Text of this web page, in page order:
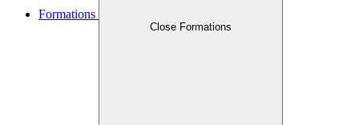
Formations
Close Formations